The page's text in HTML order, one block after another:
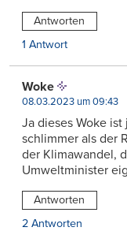
Antworten
1 Antwort
Woke
08.03.2023 um 09:43
Ja dieses Woke
schlimmer als der
der Klimawandel,
Umweltminister
Antworten
2 Antworten